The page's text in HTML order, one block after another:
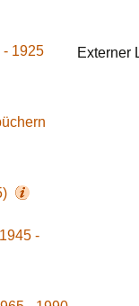
- 1925
-
Externer